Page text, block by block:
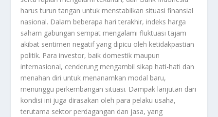
harus turun tangan untuk menstabilkan situasi finansial
nasional. Dalam beberapa hari terakhir, indeks harga
saham gabungan sempat mengalami fluktuasi tajam
akibat sentimen negatif yang dipicu oleh ketidakpastian
politik. Para investor, baik domestik maupun
internasional, cenderung mengambil sikap hati-hati dan
menahan diri untuk menanamkan modal baru,
menunggu perkembangan situasi. Dampak lanjutan dari
kondisi ini juga dirasakan oleh para pelaku usaha,
terutama sektor perdagangan dan jasa, yang